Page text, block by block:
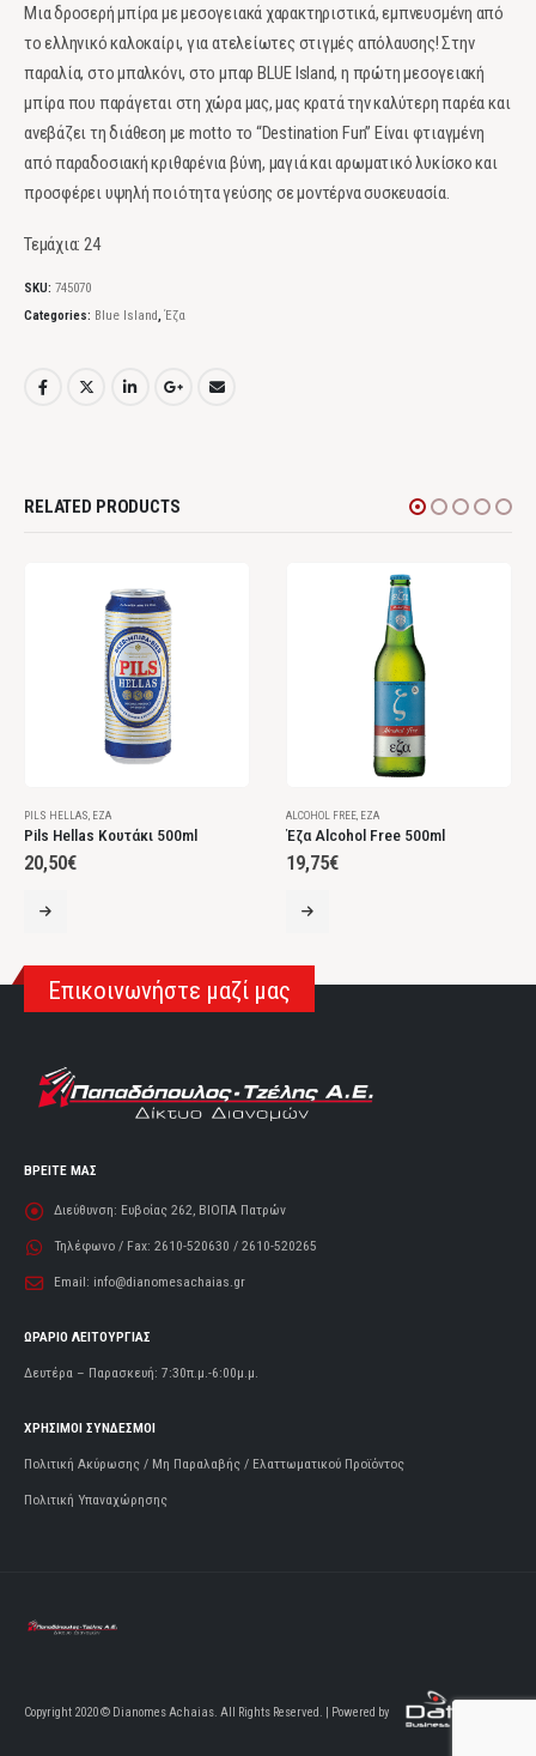
Μια δροσερή μπίρα με μεσογειακά χαρακτηριστικά, εμπνευσμένη από
το ελληνικό καλοκαίρι, για ατελείωτες στιγμές απόλαυσης! Στην
παραλία, στο μπαλκόνι, στο μπαρ BLUE Island, η πρώτη μεσογειακή
μπίρα που παράγεται στη χώρα μας, μας κρατά την καλύτερη παρέα και
ανεβάζει τη διάθεση με motto το “Destination Fun” Είναι φτιαγμένη
από παραδοσιακή κριθαρένια βύνη, μαγιά και αρωματικό λυκίσκο και
προσφέρει υψηλή ποιότητα γεύσης σε μοντέρνα συσκευασία.
Τεμάχια: 24
SKU: 745070
Categories: Blue Island,Έζα
RELATED PRODUCTS
PILS HELLAS ΈΖΑ
Pils Hellas Κουτάκι 500ml
20,50€
ALCOHOL FREE ΈΖΑ
Έζα Alcohol Free 500ml
19,75€
Επικοινωνήστε μαζί μας
ΒΡΕΙΤΕ ΜΑΣ
Διεύθυνση: Ευβοίας 262, ΒΙΟΠΑ Πατρών
Τηλέφωνο / Fax: 2610-520630 / 2610-520265
Email: info@dianomesachaias.gr
ΩΡΑΡΙΟ ΛΕΙΤΟΥΡΓΙΑΣ
Δευτέρα – Παρασκευή: 7:30π.μ.-6:00μ.μ.
ΧΡΗΣΙΜΟΙ ΣΥΝΔΕΣΜΟΙ
Πολιτική Ακύρωσης / Μη Παραλαβής / Ελαττωματικού Προϊόντος
Πολιτική Υπαναχώρησης
Copyright 2020 © Dianomes Achaias. All Rights Reserved. | Powered by